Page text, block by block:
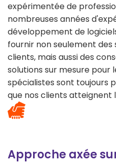
expérimentée de
nombreuses années
développement de
fournir non seulement des
clients, mais aussi des
solutions sur mesure pour
spécialistes sont toujours
que nos clients atteignent
Approche axée